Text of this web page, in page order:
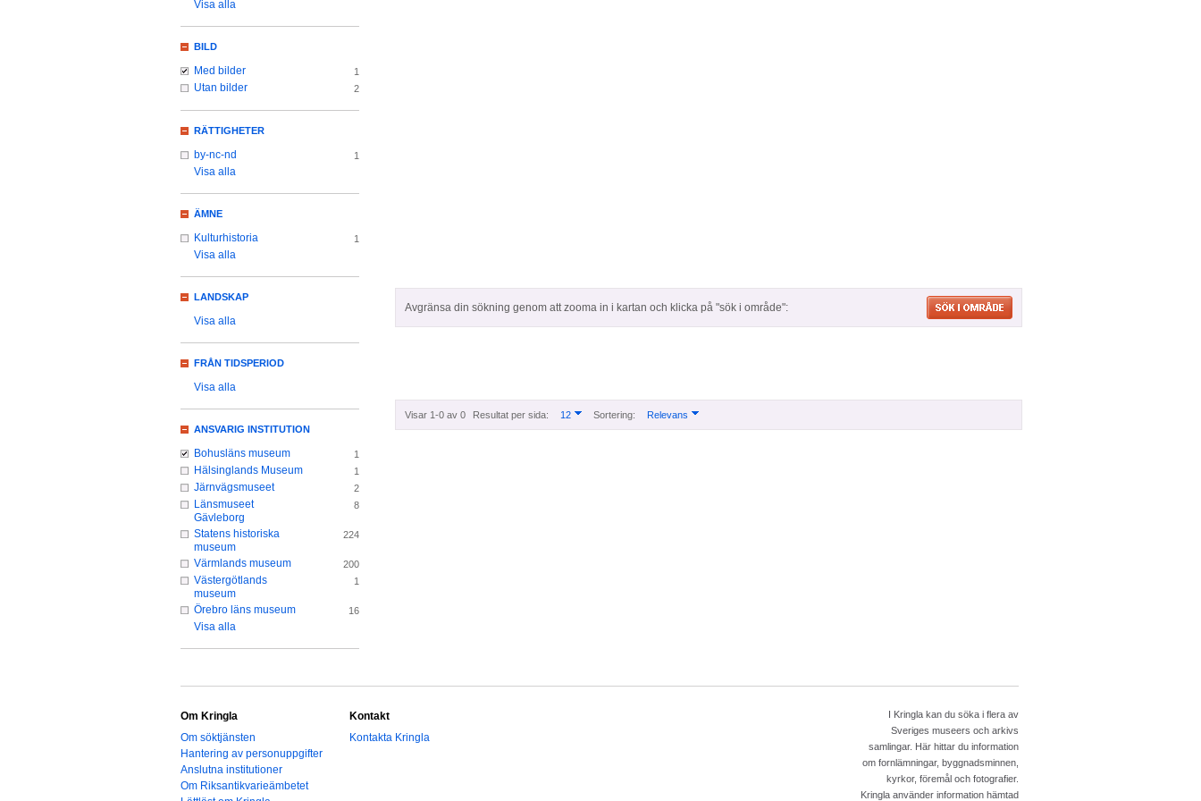
Avgränsa din sökning genom att zooma in i kartan och klicka på "sök i område":
Visar 1-0 av 0 Resultat per sida: 12 Sortering: Relevans
Visa alla
BILD
Med bilder 1
Utan bilder 2
RÄTTIGHETER
by-nc-nd 1
Visa alla
ÄMNE
Kulturhistoria 1
Visa alla
LANDSKAP
Visa alla
FRÅN TIDSPERIOD
Visa alla
ANSVARIG INSTITUTION
Bohusläns museum 1
Hälsinglands Museum 1
Järnvägsmuseet 2
Länsmuseet
Gävleborg
8
Statens historiska
museum
224
Värmlands museum 200
Västergötlands
museum
1
Örebro läns museum 16
Visa alla
Om Kringla
Om söktjänsten
Hantering av personuppgifter
Anslutna institutioner
Om Riksantikvarieämbetet
Kontakt
Kontakta Kringla
I Kringla kan du söka i flera av
Sveriges museers och arkivs
samlingar. Här hittar du information
om fornlämningar, byggnadsminnen,
kyrkor, föremål och fotografier.
Kringla använder information hämtad